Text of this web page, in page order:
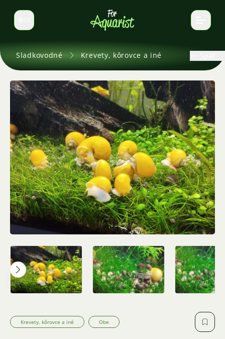
Prepnúť jazyk
Sladkovodné Krevety, kôrovce a iné
Krevety, kôrovce a iné Obe